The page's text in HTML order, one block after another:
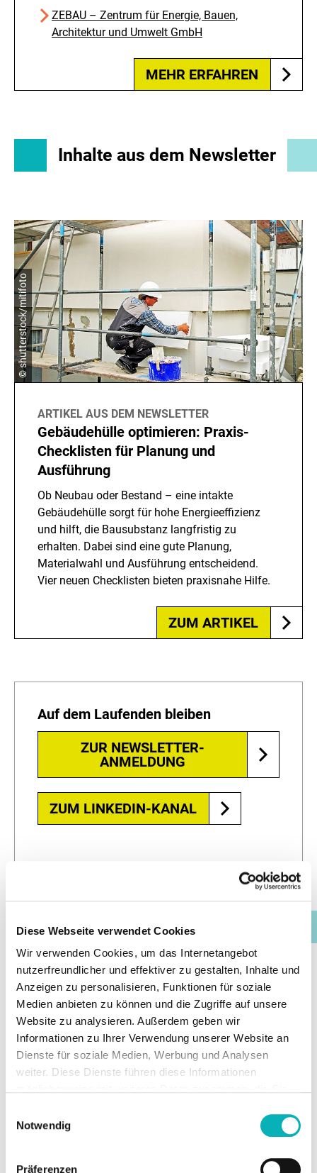
Diese Webseite verwendet Cookies
Wir verwenden Cookies, um das Internetangebot
nutzerfreundlicher und effektiver zu gestalten, Inhalte und
Anzeigen zu personalisieren, Funktionen für soziale
Medien anbieten zu können und die Zugriffe auf unsere
Website zu analysieren. Außerdem geben wir
Informationen zu Ihrer Verwendung unserer Website an
Dienste für soziale Medien, Werbung und Analysen
weiter. Diese Dienste führen diese Informationen
Nutzung der Dienste gesammelt haben.
Notwendig
Präferenzen
ZEBAU – Zentrum für Energie, Bauen,
Architektur und Umwelt GmbH
MEHR ERFAHREN
Inhalte aus dem Newsletter
© shutterstock/mitifoto
ARTIKEL AUS DEM NEWSLETTER
Gebäudehülle optimieren: Praxis-
Checklisten für Planung und
Ausführung
Ob Neubau oder Bestand – eine intakte
Gebäudehülle sorgt für hohe Energieeffizienz
und hilft, die Bausubstanz langfristig zu
erhalten. Dabei sind eine gute Planung,
Materialwahl und Ausführung entscheidend.
Vier neuen Checklisten bieten praxisnahe Hilfe.
ZUM ARTIKEL
Auf dem Laufenden bleiben
ZUR NEWSLETTER-
ANMELDUNG
ZUM LINKEDIN-KANAL
Ausgewählte Downloads und
Tools
Downloads
Luftdichter Einbau bei